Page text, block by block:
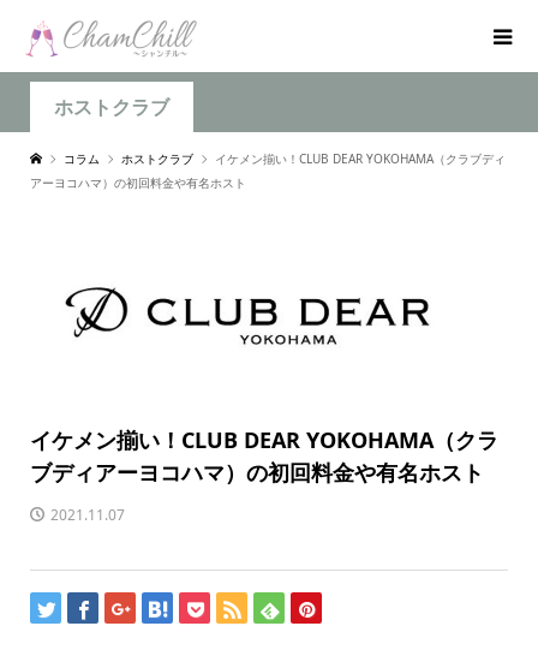
ホストクラブ
コラム ホストクラブ
イケメン揃い！CLUB DEAR YOKOHAMA（クラブディ
アーヨコハマ）の初回料金や有名ホスト
イケメン揃い！CLUB DEAR YOKOHAMA（クラ
ブディアーヨコハマ）の初回料金や有名ホスト
2021.11.07